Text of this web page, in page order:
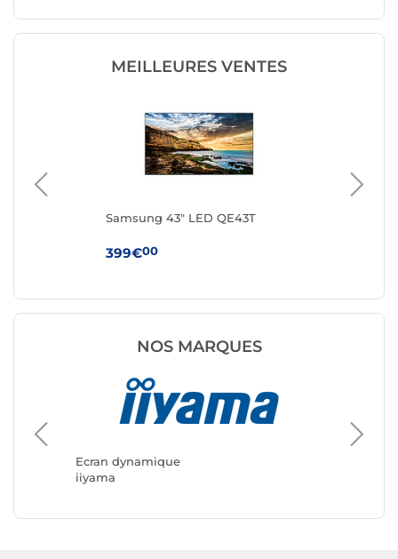
MEILLEURES VENTES
Samsung 43" LED QE43T
399€00
NOS MARQUES
Ecran dynamique
iiyama
Ecran